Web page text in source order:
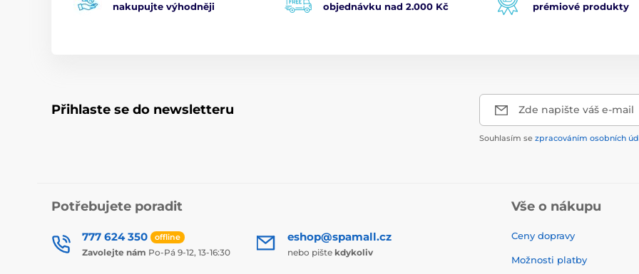
nakupujte výhodněji
objednávku nad 2.000 Kč
prémiové produkty
Přihlaste se do newsletteru Zde napište váš e-mail
Souhlasím se zpracováním osobních
Potřebujete poradit
777 624 350 offline
Zavolejte nám Po-Pá 9-12, 13-16:30
eshop@spamall.cz
nebo pište kdykoliv
Vše o nákupu
Ceny dopravy
Možnosti platby